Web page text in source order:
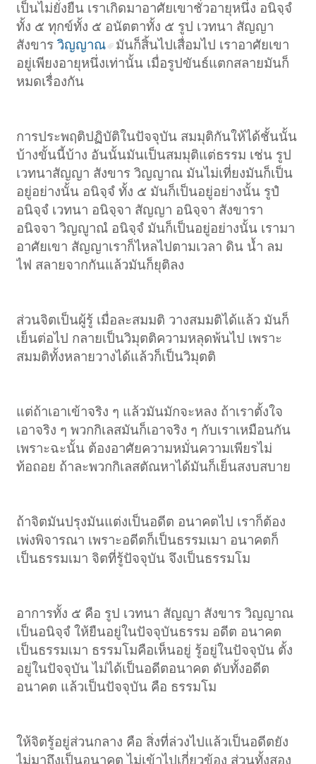
เป็นไม่ยั่งยืน เราเกิดมาอาศัยเขาชั่วอายุหนึ่ง อนิจฺจํ
ทั้ง ๕ ทุกข์ทั้ง ๕ อนัตตาทั้ง ๕ รูป เวทนา สัญญา
สังขารวิญญาณ
มันก็สิ้นไปเสื่อมไป เราอาศัยเขา
อยู่เพียงอายุหนึ่งเท่านั้น เมื่อรูปขันธ์แตกสลายมันก็
หมดเรื่องกัน
การประพฤติปฏิบัติในปัจจุบัน สมมุติกันให้ได้ชั้นนั้น
บ้างขั้นนี้บ้าง อันนั้นมันเป็นสมมุติแต่ธรรม เช่น รูป
เวทนาสัญญา สังขาร วิญญาณ มันไม่เที่ยงมันก็เป็น
อยู่อย่างนั้น อนิจฺจํ ทั้ง ๕ มันก็เป็นอยู่อย่างนั้น รูปํ
อนิจฺจํ เวทนา อนิจฺจา สัญญา อนิจฺจา สังขารา
อนิจจา วิญญูาณํ อนิจฺจํ มันก็เป็นอยู่อย่างนั้น เรามา
อาศัยเขา สัญญาเราก็ไหลไปตามเวลา ดิน น้ำ ลม
ไฟ สลายจากกันแล้วมันก็ยุติลง
ส่วนจิตเป็นผู้รู้ เมื่อละสมมติ วางสมมติได้แล้ว มันก็
เย็นต่อไป กลายเป็นวิมุตติความหลุดพ้นไป เพราะ
สมมติทั้งหลายวางได้แล้วก็เป็นวิมุตติ
แต่ถ้าเอาเข้าจริง ๆ แล้วมันมักจะหลง ถ้าเราตั้งใจ
เอาจริง ๆ พวกกิเลสมันก็เอาจริง ๆ กับเราเหมือนกัน
เพราะฉะนั้น ต้องอาศัยความหมั่นความเพียรไม่
ท้อถอย ถ้าละพวกกิเลสตัณหาได้มันก็เย็นสงบสบาย
ถ้าจิตมันปรุงมันแต่งเป็นอดีต อนาคตไป เราก็ต้อง
เพ่งพิจารณา เพราะอดีตก็เป็นธรรมเมา อนาคตก็
เป็นธรรมเมา จิตที่รู้ปัจจุบัน จึงเป็นธรรมโม
อาการทั้ง ๕ คือ รูป เวทนา สัญญา สังขาร วิญญาณ
เป็นอนิจฺจํ ให้ยืนอยู่ในปัจจุบันธรรม อดีต อนาคต
เป็นธรรมเมา ธรรมโมคือเห็นอยู่ รู้อยู่ในปัจจุบัน ตั้ง
อยู่ในปัจจุบัน ไม่ได้เป็นอดีตอนาคต ดับทั้งอดีต
อนาคต แล้วเป็นปัจจุบัน คือ ธรรมโม
ให้จิตรู้อยู่ส่วนกลาง คือ สิ่งที่ล่วงไปแล้วเป็นอดีตยัง
ไม่มาถึงเป็นอนาคต ไม่เข้าไปเกี่ยวข้อง ส่วนทั้งสอง